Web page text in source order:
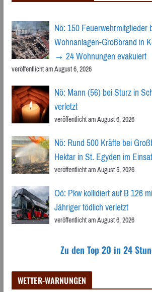
Nö: 150 Feuerwehrmitglieder
Wohnanlagen-Großbrand in
→ 24 Wohnungen evakuiert
veröffentlicht am August 6, 2026
Nö: Mann (56) bei Sturz in
verletzt
veröffentlicht am August 6, 2026
Nö: Rund 500 Kräfte bei
Hektar in St. Egyden im
veröffentlicht am August 5, 2026
Oö: Pkw kollidiert auf B 126
Jähriger tödlich verletzt
veröffentlicht am August 6, 2026
Zu den Top 20 in 24
WETTER-WARNUNGEN